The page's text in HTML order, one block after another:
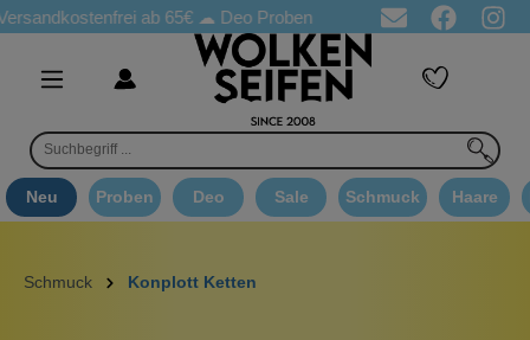
ab 65€☁ Deo Proben in jeder Bestellung ☁ Goodie
Neu Proben Deo Sale Schmuck Haare
Schmuck Konplott Ketten